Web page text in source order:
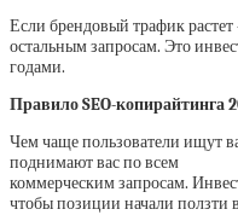
Если брендовый трафик
остальным запросам. Это
годами.
Правило SEO-копирайтинга
Чем чаще пользователи ищут
поднимают вас по всем
коммерческим запросам.
чтобы позиции начали ползти